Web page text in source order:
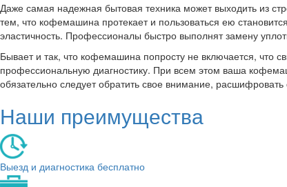
Даже самая надежная бытовая техника может выходить из
тем, что кофемашина протекает и пользоваться ею
эластичность. Профессионалы быстро выполнят замену
Бывает и так, что кофемашина попросту не включается, что
профессиональную диагностику. При всем этом ваша
обязательно следует обратить свое внимание,
Наши преимущества
Выезд и диагностика бесплатно